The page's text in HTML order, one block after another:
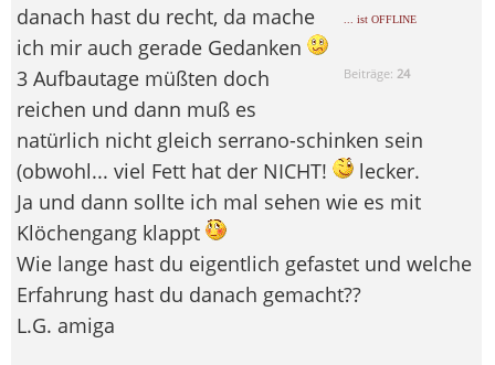
... ist OFFLINE
Beiträge: 24
danach hast du recht, da mache
ich mir auch gerade Gedanken
3 Aufbautage müßten doch
reichen und dann muß es
natürlich nicht gleich serrano-schinken sein
(obwohl... viel Fett hat der NICHT!
lecker.
Ja und dann sollte ich mal sehen wie es mit
Klöchengang klappt
Wie lange hast du eigentlich gefastet und welche
Erfahrung hast du danach gemacht??
L.G. amiga